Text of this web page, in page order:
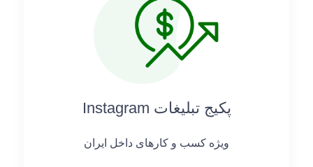
پکیج تبلیغات Instagram
ویژه کسب و کارهای داخل ایران